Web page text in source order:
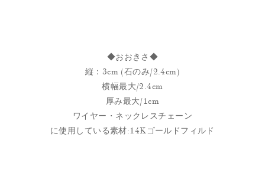
◆おおきさ◆
縦：3cm (石のみ/2.4cm)
横幅最大/2.4cm
厚み最大/1cm
ワイヤー・ネックレスチェーン
に使用している素材:14Kゴールドフィルド